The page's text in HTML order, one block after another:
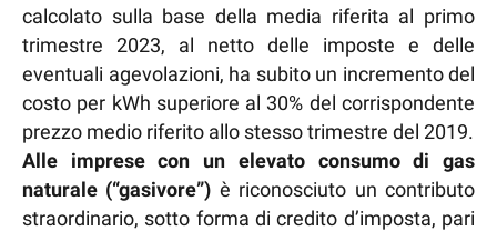
calcolato sulla base della media riferita al primo
trimestre 2023, al netto delle imposte e delle
eventuali agevolazioni, ha subito un incremento del
costo per kWh superiore al 30% del corrispondente
prezzo medio riferito allo stesso trimestre del 2019.
Alle imprese con un elevato consumo di gas
naturale (“gasivore”) è riconosciuto un contributo
straordinario, sotto forma di credito d’imposta, pari